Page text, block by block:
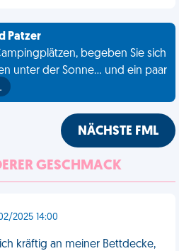
Patzer
begeben Sie sich
unter der Sonne... und ein paar
NÄCHSTE FML
GESCHMACK
2025 14:00
kräftig an meiner Bettdecke,